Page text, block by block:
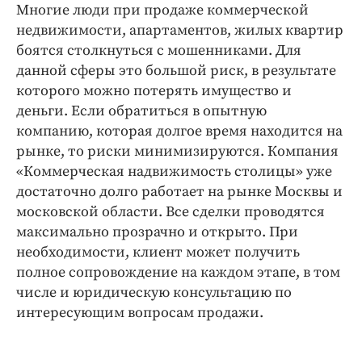
Многие люди при продаже коммерческой
недвижимости, апартаментов, жилых квартир
боятся столкнуться с мошенниками. Для
данной сферы это большой риск, в результате
которого можно потерять имущество и
деньги. Если обратиться в опытную
компанию, которая долгое время находится на
рынке, то риски минимизируются. Компания
«Коммерческая надвижимость столицы» уже
достаточно долго работает на рынке Москвы и
московской области. Все сделки проводятся
максимально прозрачно и открыто. При
необходимости, клиент может получить
полное сопровождение на каждом этапе, в том
числе и юридическую консультацию по
интересующим вопросам продажи.